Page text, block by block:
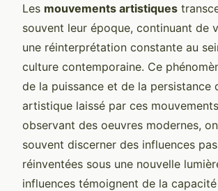
Les mouvements artistiques
souvent leur époque, continuant de
une réinterprétation constante au
culture contemporaine. Ce
de la puissance et de la persistance
artistique laissé par ces
observant des oeuvres modernes,
souvent discerner des influences
réinventées sous une nouvelle
influences témoignent de la